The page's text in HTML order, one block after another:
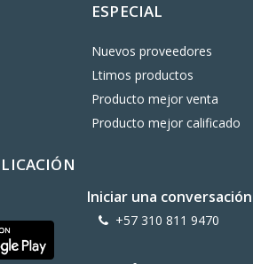
ESPECIAL
Nuevos proveedores
Ltimos productos
Producto mejor venta
Producto mejor calificado
Iniciar una conversación
+57 310 811 9470